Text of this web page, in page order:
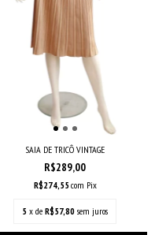
SAIA DE TRICÔ VINTAGE
R$289,00
R$274,55com Pix
5 x de R$57,80 sem juros